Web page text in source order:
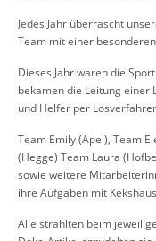
Jedes Jahr überrascht
Team mit einer
Dieses Jahr waren die
bekamen die Leitung einer
und Helfer per
Team Emily (Apel), Team
(Hegge) Team Laura
sowie weitere
ihre Aufgaben mit
Alle strahlten beim